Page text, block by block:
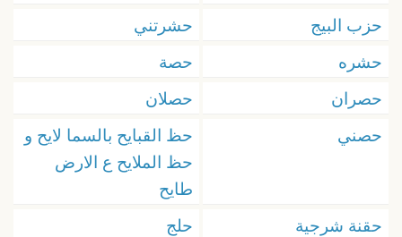
حزب البيج
حشرتني
حشره
حصة
حصران
حصلان
حصني
حظ القبايح بالسما لايح و
حظ الملايح ع الارض
طايح
حقنة شرجية
حلج